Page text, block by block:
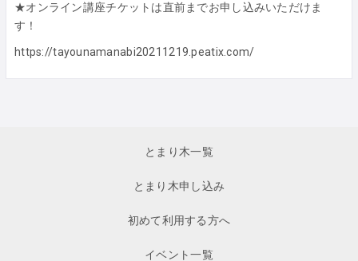
★オンライン講座チケットは直前までお申し込みいただけま
す！
https://tayounamanabi20211219.peatix.com/
とまり木一覧
とまり木申し込み
初めて利用する方へ
イベント一覧